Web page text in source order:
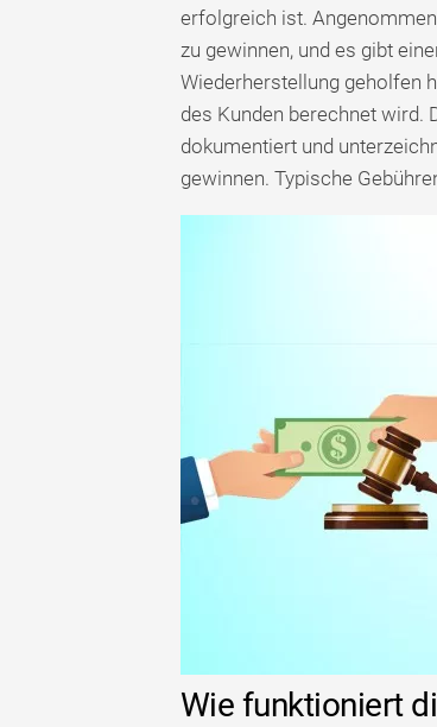
erfolgreich ist.
zu gewinnen, und es gibt
Wiederherstellung geholfen
des Kunden berechnet wird.
dokumentiert und
gewinnen. Typische
Wie funktioniert